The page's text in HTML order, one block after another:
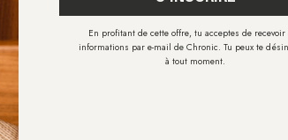
En profitant de cette offre, tu acceptes de recevoir
informations par e-mail de Chronic. Tu peux te
à tout moment.